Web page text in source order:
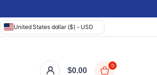
United States dollar ($) - USD
$0.00
0